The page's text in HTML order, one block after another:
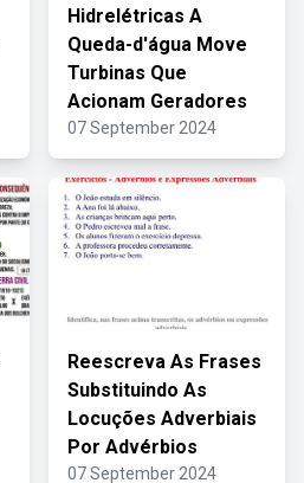
Hidrelétricas A
Queda-d'água Move
Turbinas Que
Acionam Geradores
07 September 2024
Reescreva As Frases
Substituindo As
Locuções Adverbiais
Por Advérbios
07 September 2024